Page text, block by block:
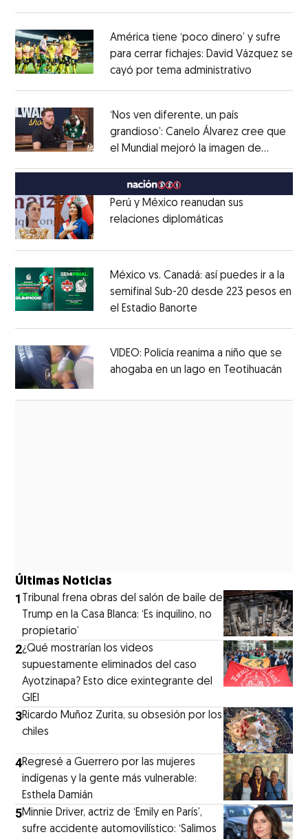
América tiene ‘poco dinero’ y sufre
para cerrar fichajes: David Vázquez se
cayó por tema administrativo
‘Nos ven diferente, un país
grandioso’: Canelo Álvarez cree que
el Mundial mejoró la imagen de
MéxicoOpens in new window
Perú y México reanudan sus
relaciones diplomáticas
México vs. Canadá: así puedes ir a la
semifinal Sub-20 desde 223 pesos en
el Estadio Banorte
VIDEO: Policía reanima a niño que se
ahogaba en un lago en Teotihuacán
Últimas Noticias
1
Tribunal frena obras del salón de baile de
Trump en la Casa Blanca: ‘Es inquilino, no
propietario’
2¿Qué mostrarían los videos
supuestamente eliminados del caso
Ayotzinapa? Esto dice exintegrante del
GIEI
3Ricardo Muñoz Zurita, su obsesión por los
chiles
4Regresé a Guerrero por las mujeres
indígenas y la gente más vulnerable:
Esthela Damián
5Minnie Driver, actriz de ‘Emily en París’,
sufre accidente automovilístico: ‘Salimos